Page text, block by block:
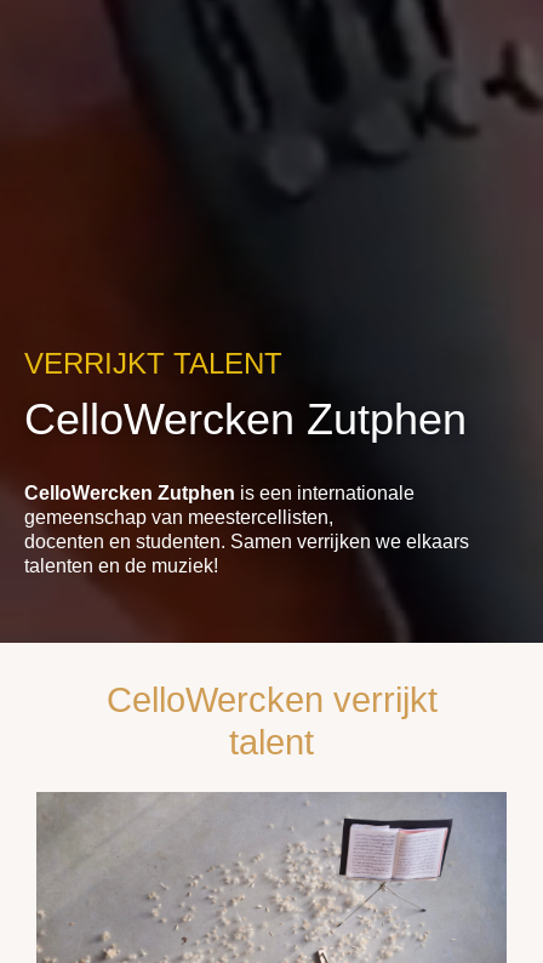
VERRIJKT TALENT
CelloWercken Zutphen
CelloWercken Zutphen is een internationale
gemeenschap van meestercellisten,
docenten en studenten. Samen verrijken we elkaars
talenten en de muziek!
CelloWercken verrijkt
talent